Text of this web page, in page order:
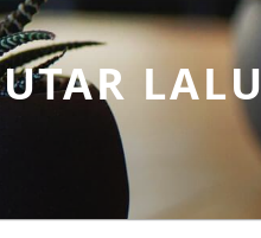
LALU